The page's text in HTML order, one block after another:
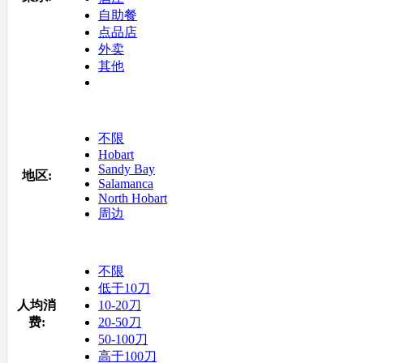
自助餐
点品店
外卖
其他
地区:
不限
Hobart
Sandy Bay
Salamanca
North Hobart
周边
人均消
费:
不限
低于10刀
10-20刀
20-50刀
50-100刀
高于100刀